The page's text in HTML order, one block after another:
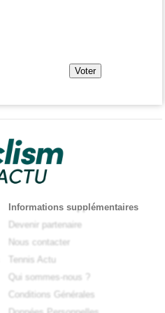
Informations supplémentaires
Devenir partenaire
Nous contacter
Tennis Actu
Qui sommes-nous ?
Conditions Générales